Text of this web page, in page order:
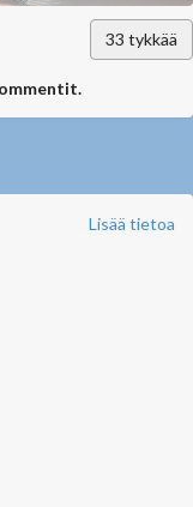
33 tykkää
Lisää tietoa